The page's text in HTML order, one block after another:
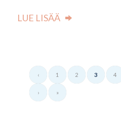
LUE LISÄÄ
‹ 1 2 3 4
› »